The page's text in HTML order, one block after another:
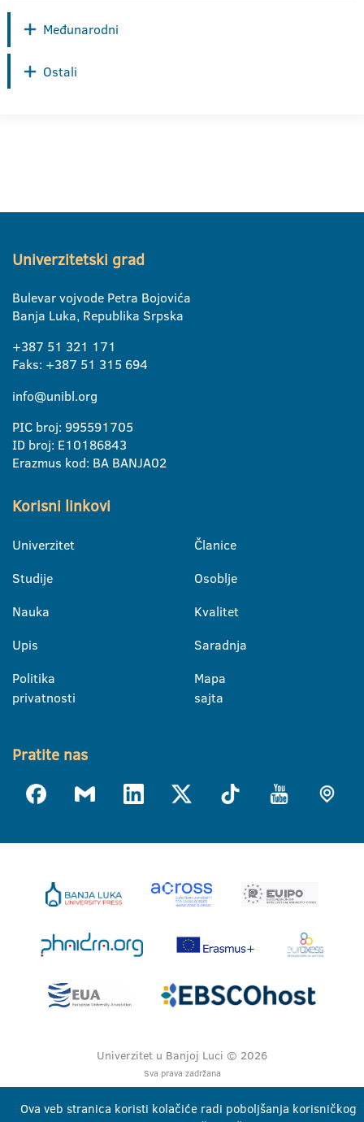
Međunarodni
Ostali
Univerzitetski grad
Bulevar vojvode Petra Bojovića
Banja Luka, Republika Srpska
+387 51 321 171
Faks: +387 51 315 694
info@unibl.org
PIC broj: 995591705
ID broj: E10186843
Erazmus kod: BA BANJA02
Korisni linkovi
Univerzitet
Studije
Nauka
Upis
Politika
privatnosti
Članice
Osoblje
Kvalitet
Saradnja
Mapa
sajta
Pratite nas
Univerzitet u Banjoj Luci © 2026
Sva prava zadržana
Ova veb stranica koristi kolačiće radi poboljšanja korisničkog